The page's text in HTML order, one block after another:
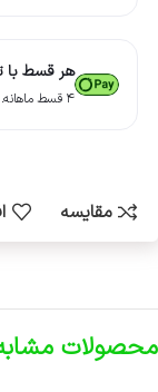
هر قسط با
۴ قسط ماهانه. بدون سود، چک و ضامن.
مقایسه
محصولات